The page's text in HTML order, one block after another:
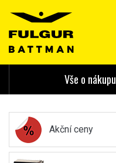
Vše o nákupu
Akční ceny